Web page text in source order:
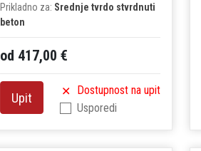
Prikladno za: Srednje tvrdo stvrdnuti
beton
od 417,00 €
Upit
Dostupnost na upit
Usporedi